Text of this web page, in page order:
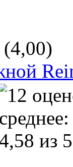
(4,00)